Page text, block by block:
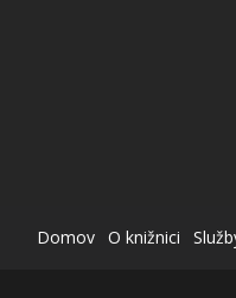
Domov O knižnici